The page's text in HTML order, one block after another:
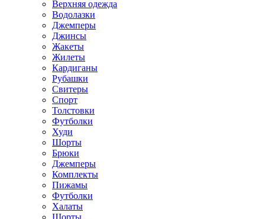
Верхняя одежда
Водолазки
Джемперы
Джинсы
Жакеты
Жилеты
Кардиганы
Рубашки
Свитеры
Спорт
Толстовки
Футболки
Худи
Шорты
Брюки
Джемперы
Комплекты
Пижамы
Футболки
Халаты
Шорты